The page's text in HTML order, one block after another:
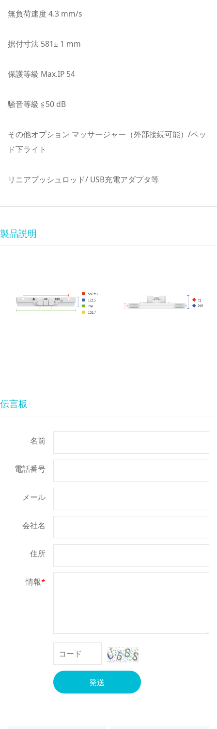
無負荷速度 4.3 mm/s
据付寸法 581± 1 mm
保護等級 Max.IP 54
騒音等級 ≦50 dB
その他オプション マッサージャー（外部接続可能）/ベッ
ド下ライト
リニアプッシュロッド/ USB充電アダプタ等
製品説明
伝言板
名前
電話番号
メール
会社名
住所
情報*
発送